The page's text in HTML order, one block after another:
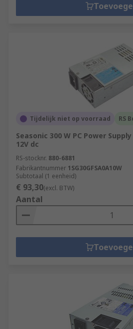
Tijdelijk niet op voorraad RS
Seasonic 300 W PC Power
12V dc
RS-stocknr. 880-6881
Fabrikantnummer 1SG30GFSA0A10W
Subtotaal (1 eenheid)
€ 93,30(excl. BTW)
Aantal